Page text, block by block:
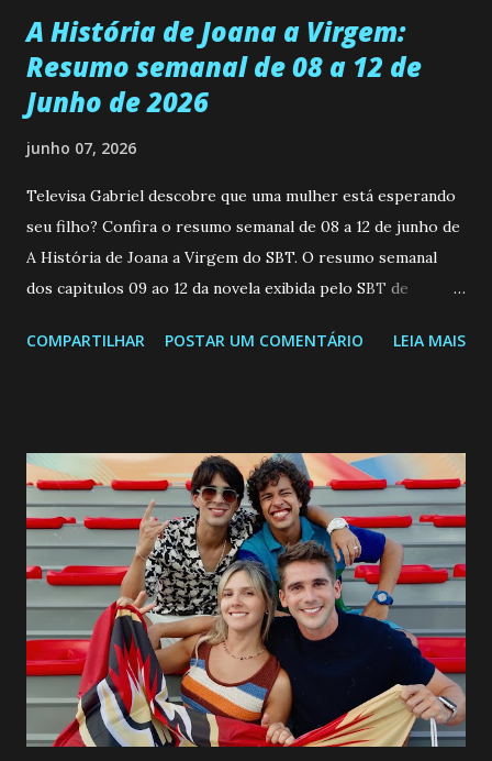
A História de Joana a Virgem:
Resumo semanal de 08 a 12 de
Junho de 2026
junho 07, 2026
Televisa Gabriel descobre que uma mulher está esperando
seu filho? Confira o resumo semanal de 08 a 12 de junho de
A História de Joana a Virgem do SBT. O resumo semanal
dos capitulos 09 ao 12 da novela exibida pelo SBT de
a Programação Semanal do SBT de 08/06/26 a 14/06/26
confessa a Gabriel que ele demonstrou ser o tipo de
pessoa que ela tanto desejou durante toda a vida. Camila
entra no quarto de Gabriel e imagina como seria o
encontro deles, quando conseguir seduzi-lo. Manuel avisa a
Paula sobre a suposta infidelidade de Gabriel com Joana.
Rogerio consegue se livrar de todas as suspeitas pelo
desaparecimento de Francisco, apontando que ele poderia
ter sido vítima da fúria de Gabriel. Artur informa a Gabriel
que a clínica inseminou por engano outra paciente, que está
...
COMPARTILHAR POSTAR UM COMENTÁRIO LEIA MAIS